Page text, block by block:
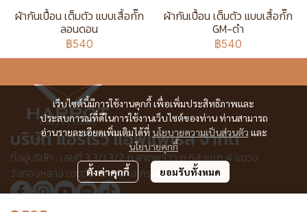
ผ้ากันเปื้อน เต็มตัว แบบเสื้อกั๊ก
ลอนดอน
฿540
ผ้ากันเปื้อน เต็มตัว แบบเสื้อกั๊ก
GM-ดำ
฿540
เว็บไซต์นี้มีการใช้งานคุกกี้ เพื่อเพิ่มประสิทธิภาพและ
ประสบการณ์ที่ดีในการใช้งานเว็บไซต์ของท่าน ท่านสามารถ
อ่านรายละเอียดเพิ่มเติมได้ที่ นโยบายความเป็นส่วนตัว และ
นโยบายคุกกี้
ตั้งค่าคุกกี้ ยอมรับทั้งหมด
บริษัท แอร์โรว์ แอพแพเรล จำกัด
ที่อยู่บริษัท : เลขที่ 3,3/1,3/2 ก.ลาดพร้าว ซ.64 แยก 4 แขวง
วังทองหลาง เขตวังทองหลาง กรุงเทพฯ 10310